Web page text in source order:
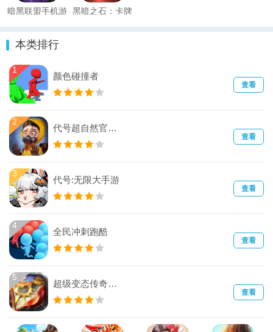
暗黑联盟手机游
戏
黑暗之石：卡牌
战斗
本类排行
1
颜色碰撞者
查看
2
代号超自然官方正版
查看
3
代号:无限大手游
查看
4
全民冲刺跑酷
查看
5
超级变态传奇手游攻击亿万
查看